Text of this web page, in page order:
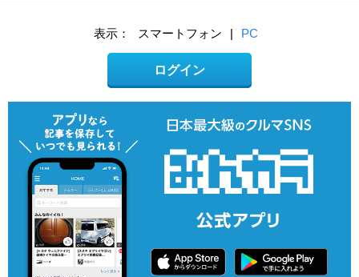
表示： スマートフォン | PC
ログイン